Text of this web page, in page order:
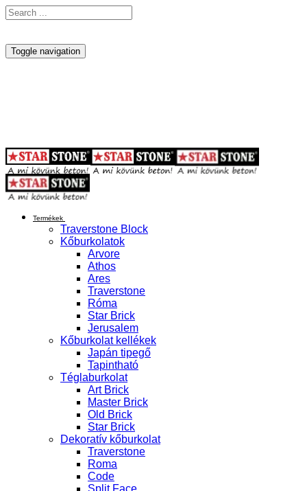
Toggle navigation
Termékek
Traverstone Block
Kőburkolatok
Arvore
Athos
Ares
Traverstone
Róma
Star Brick
Jerusalem
Kőburkolat kellékek
Japán tipegő
Tapintható
Téglaburkolat
Art Brick
Master Brick
Old Brick
Star Brick
Dekoratív kőburkolat
Traverstone
Roma
Code
Split Face